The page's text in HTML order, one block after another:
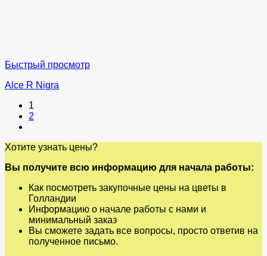
Быстрый просмотр
Alce R Nigra
1
2
Хотите узнать цены?
Вы получите всю информацию для начала работы:
Как посмотреть закупочные цены на цветы в
Голландии
Информацию о начале работы с нами и
минимальный заказ
Вы сможете задать все вопросы, просто ответив на
полученное письмо.